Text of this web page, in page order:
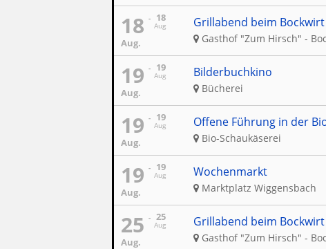
18
Aug
18
Aug.
Grillabend beim Bockwirt
Gasthof "Zum Hirsch" -
19
Aug
19
Aug.
Bilderbuchkino
Bücherei
19
Aug
19
Aug.
Offene Führung in der
Bio-Schaukäserei
19
Aug
19
Aug.
Wochenmarkt
Marktplatz Wiggensbach
25
Aug
25
Aug.
Grillabend beim Bockwirt
Gasthof "Zum Hirsch" -